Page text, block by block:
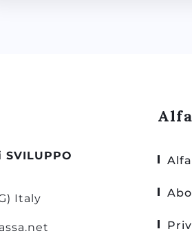
SVILUPPO
Italy